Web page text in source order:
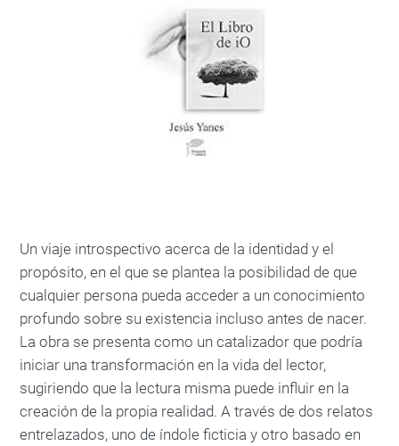
Un viaje introspectivo acerca de la identidad y el
propósito, en el que se plantea la posibilidad de que
cualquier persona pueda acceder a un conocimiento
profundo sobre su existencia incluso antes de nacer.
La obra se presenta como un catalizador que podría
iniciar una transformación en la vida del lector,
sugiriendo que la lectura misma puede influir en la
creación de la propia realidad. A través de dos relatos
entrelazados, uno de índole ficticia y otro basado en